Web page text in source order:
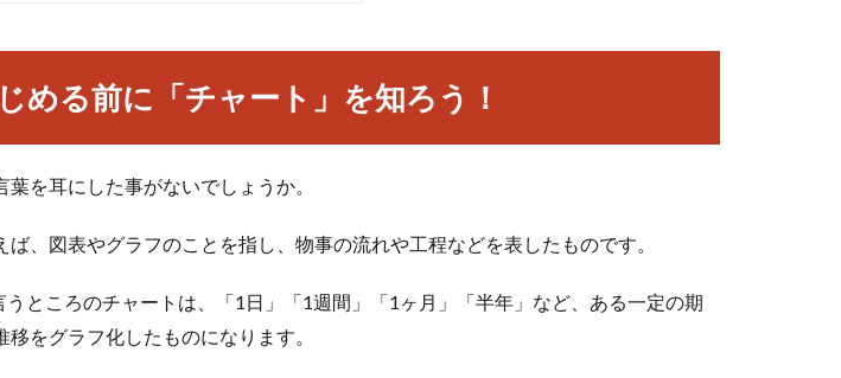
める前に「チャート」を知ろう！
葉を耳にした事がないでしょうか。
ば、図表やグラフのことを指し、物事の流れや工程などを表したものです。
うところのチャートは、「1日」「1週間」「1ヶ月」「半年」など、ある一定の期
をグラフ化したものになります。